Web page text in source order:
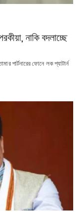
নাকি বদলাচ্ছে
ফোনে লক প্যাটার্ন